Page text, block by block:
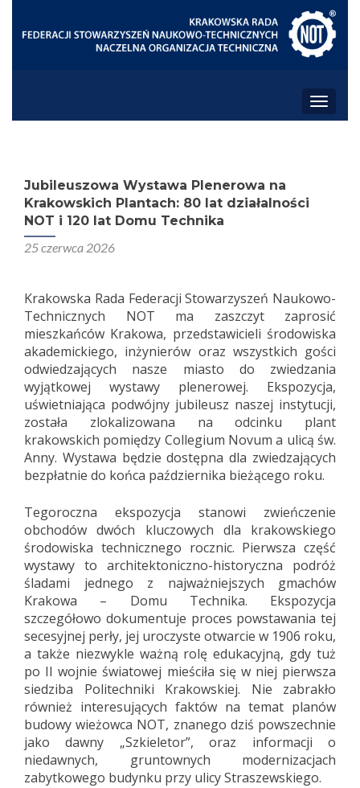
Jubileuszowa Wystawa Plenerowa na
Krakowskich Plantach: 80 lat działalności
NOT i 120 lat Domu Technika
25 czerwca 2026
Krakowska Rada Federacji Stowarzyszeń Naukowo-
Technicznych NOT ma zaszczyt zaprosić
mieszkańców Krakowa, przedstawicieli środowiska
akademickiego, inżynierów oraz wszystkich gości
odwiedzających nasze miasto do zwiedzania
wyjątkowej wystawy plenerowej. Ekspozycja,
uświetniająca podwójny jubileusz naszej instytucji,
została zlokalizowana na odcinku plant
krakowskich pomiędzy Collegium Novum a ulicą św.
Anny. Wystawa będzie dostępna dla zwiedzających
bezpłatnie do końca października bieżącego roku.
Tegoroczna ekspozycja stanowi zwieńczenie
obchodów dwóch kluczowych dla krakowskiego
środowiska technicznego rocznic. Pierwsza część
wystawy to architektoniczno-historyczna podróż
śladami jednego z najważniejszych gmachów
Krakowa – Domu Technika. Ekspozycja
szczegółowo dokumentuje proces powstawania tej
secesyjnej perły, jej uroczyste otwarcie w 1906 roku,
a także niezwykle ważną rolę edukacyjną, gdy tuż
po II wojnie światowej mieściła się w niej pierwsza
siedziba Politechniki Krakowskiej. Nie zabrakło
również interesujących faktów na temat planów
budowy wieżowca NOT, znanego dziś powszechnie
jako dawny „Szkieletor”, oraz informacji o
niedawnych, gruntownych modernizacjach
zabytkowego budynku przy ulicy Straszewskiego.